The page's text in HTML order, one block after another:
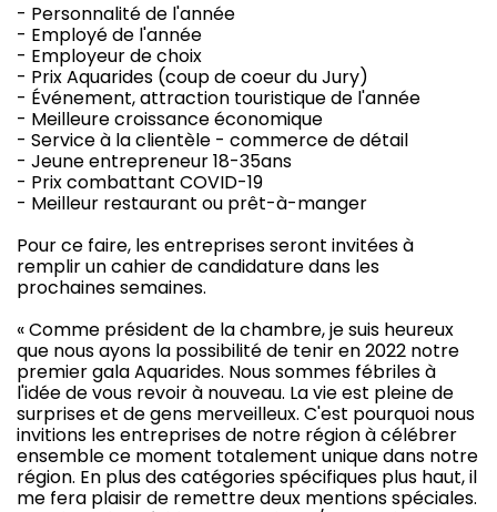
- Personnalité de l'année
- Employé de l'année
- Employeur de choix
- Prix Aquarides (coup de coeur du Jury)
- Événement, attraction touristique de l'année
- Meilleure croissance économique
- Service à la clientèle - commerce de détail
- Jeune entrepreneur 18-35ans
- Prix combattant COVID-19
- Meilleur restaurant ou prêt-à-manger
Pour ce faire, les entreprises seront invitées à
remplir un cahier de candidature dans les
prochaines semaines.
« Comme président de la chambre, je suis heureux
que nous ayons la possibilité de tenir en 2022 notre
premier gala Aquarides. Nous sommes fébriles à
l'idée de vous revoir à nouveau. La vie est pleine de
surprises et de gens merveilleux. C'est pourquoi nous
invitions les entreprises de notre région à célébrer
ensemble ce moment totalement unique dans notre
région. En plus des catégories spécifiques plus haut, il
me fera plaisir de remettre deux mentions spéciales.